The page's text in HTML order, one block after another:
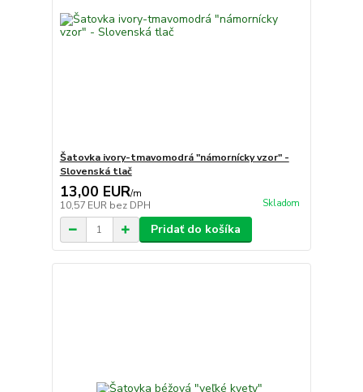
Šatovka ivory-tmavomodrá "námornícky vzor" -
Slovenská tlač
13,00 EUR/m
10,57 EUR bez DPH Skladom
Pridať do košíka